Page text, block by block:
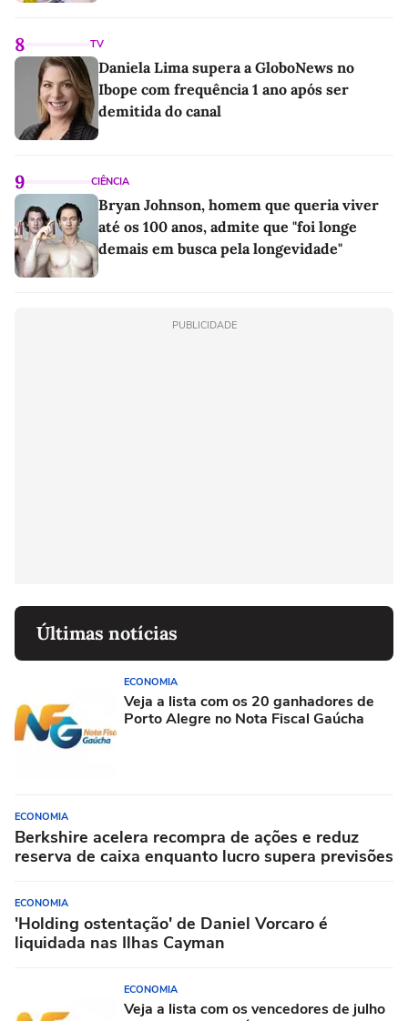
8 TV
Daniela Lima supera a GloboNews no
Ibope com frequência 1 ano após ser
demitida do canal
9 CIÊNCIA
Bryan Johnson, homem que queria viver
até os 100 anos, admite que "foi longe
demais em busca pela longevidade"
PUBLICIDADE
Últimas notícias
ECONOMIA
Veja a lista com os 20 ganhadores de
Porto Alegre no Nota Fiscal Gaúcha
ECONOMIA
Berkshire acelera recompra de ações e reduz
reserva de caixa enquanto lucro supera previsões
ECONOMIA
'Holding ostentação' de Daniel Vorcaro é
liquidada nas Ilhas Cayman
ECONOMIA
Veja a lista com os vencedores de julho